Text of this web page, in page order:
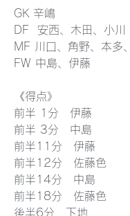
GK 辛嶋
DF  安西、木田、小川
MF 川口、角野、本多
FW 中島、伊藤
《得点》
前半 1分　伊藤
前半 3分　中島
前半11分　伊藤
前半12分　佐藤色
前半14分　中島
前半18分　佐藤色
後半6分　下地